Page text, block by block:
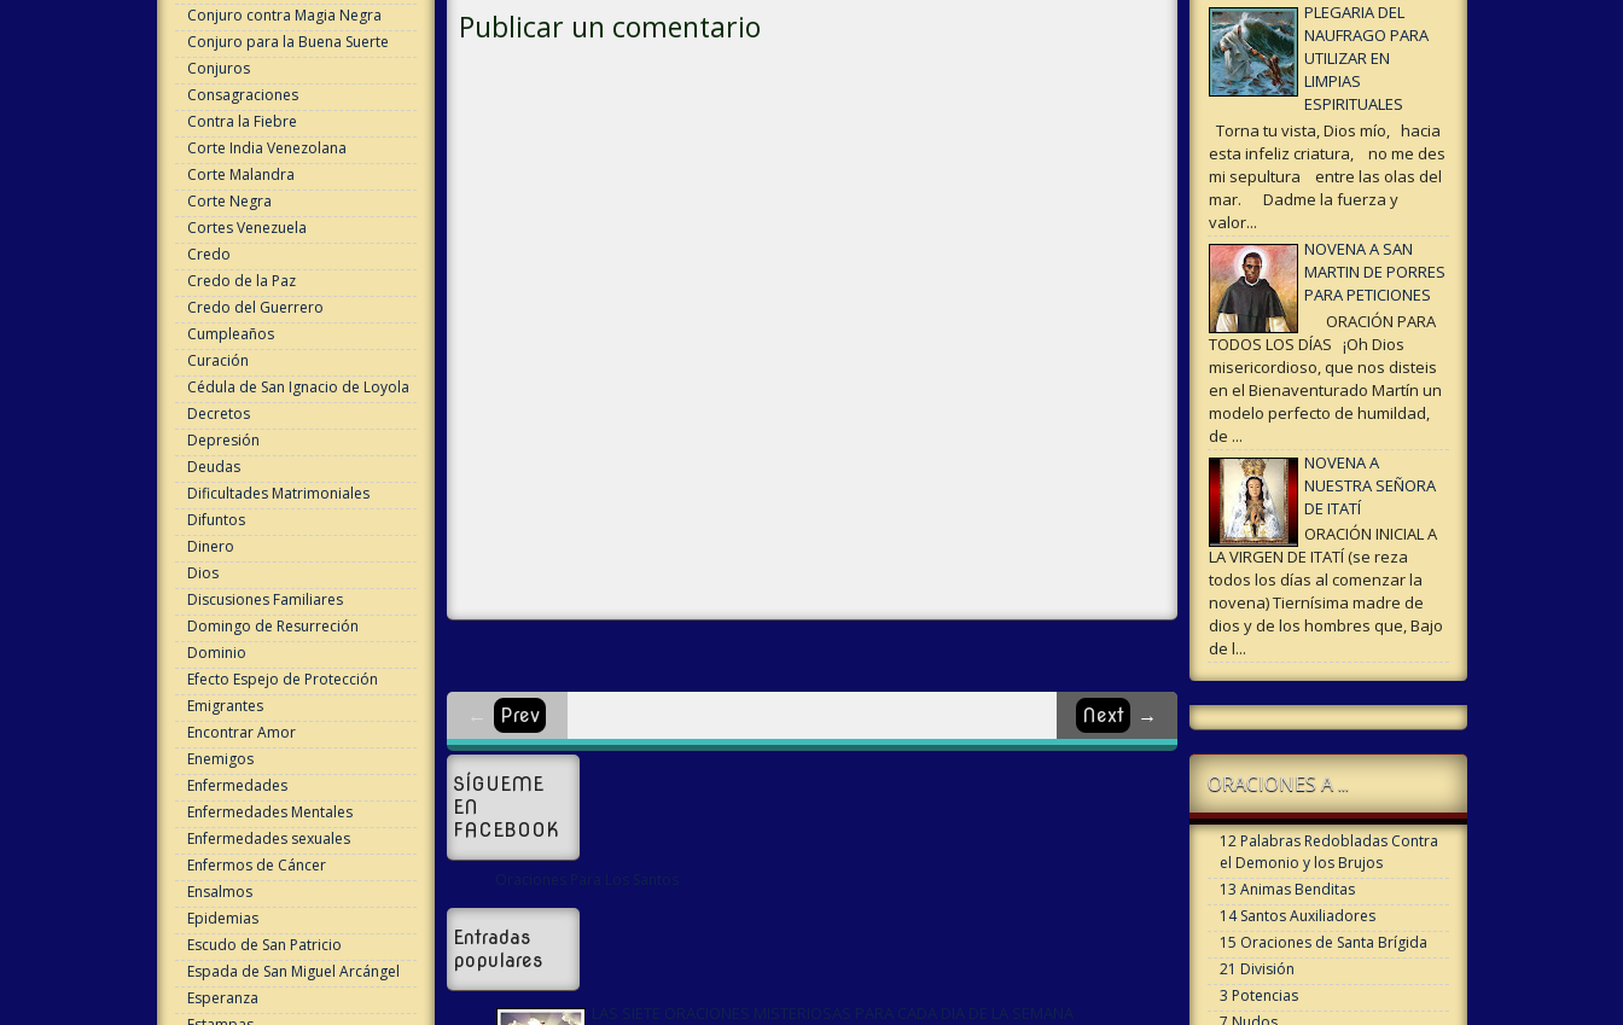
Conjuro contra Magia Negra
Conjuro para la Buena Suerte
Conjuros
Consagraciones
Contra la Fiebre
Corte India Venezolana
Corte Malandra
Corte Negra
Cortes Venezuela
Credo
Credo de la Paz
Credo del Guerrero
Cumpleaños
Curación
Cédula de San Ignacio de Loyola
Decretos
Depresión
Deudas
Dificultades Matrimoniales
Difuntos
Dinero
Dios
Discusiones Familiares
Domingo de Resurreción
Dominio
Efecto Espejo de Protección
Emigrantes
Encontrar Amor
Enemigos
Enfermedades
Enfermedades Mentales
Enfermedades sexuales
Enfermos de Cáncer
Ensalmos
Epidemias
Escudo de San Patricio
Espada de San Miguel Arcángel
Esperanza
Publicar un comentario
Next →
← Prev
SÍGUEME
EN
FACEBOOK
Oraciones Para Los Santos
Entradas
populares
LAS SIETE ORACIONES MISTERIOSAS PARA CADA DIA DE LA SEMANA
PLEGARIA DEL
NAUFRAGO PARA
UTILIZAR EN
LIMPIAS
ESPIRITUALES
Torna tu vista, Dios mío, hacia
esta infeliz criatura, no me des
mi sepultura entre las olas del
mar. Dadme la fuerza y
valor...
NOVENA A SAN
MARTIN DE PORRES
PARA PETICIONES
ORACIÓN PARA
TODOS LOS DÍAS ¡Oh Dios
misericordioso, que nos disteis
en el Bienaventurado Martín un
modelo perfecto de humildad,
de ...
NOVENA A
NUESTRA SEÑORA
DE ITATÍ
ORACIÓN INICIAL A
LA VIRGEN DE ITATÍ (se reza
todos los días al comenzar la
novena) Tiernísima madre de
dios y de los hombres que, Bajo
de l...
ORACIONES A ...
12 Palabras Redobladas Contra
el Demonio y los Brujos
13 Animas Benditas
14 Santos Auxiliadores
15 Oraciones de Santa Brígida
21 División
3 Potencias